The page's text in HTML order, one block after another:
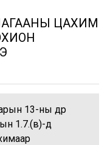
ЦАХИМ
13-ны өдөр
1.7.(в)-д